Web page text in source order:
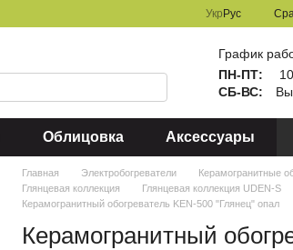
Укр Рус
График
ПН-ПТ:
СБ-ВС:
Облицовка Аксессуары
Главная Электробогреватели
Керамогранитные
Глянцевая коллекция
Глянцевая коллекция UDEN-S
Керамогранитный обогреватель KEN-500 "Глянец" опал
Керамогранитный